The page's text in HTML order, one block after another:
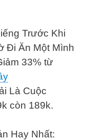
Trước Khi
Đi Ăn Một Mình
33% từ
Là Cuộc
còn 189k.
Hay Nhất: